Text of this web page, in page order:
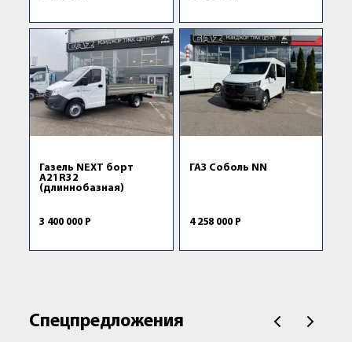
Газель NEXT борт
А21R32
(длиннобазная)
3 400 000 Р
ГАЗ Соболь NN
4 258 000 Р
Спецпредложения